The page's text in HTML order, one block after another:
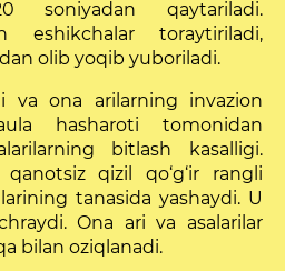
soniyadan qaytariladi.
eshikchalar toraytiriladi,
olib yoqib yuboriladi.
va ona arilar­ning invazion
hasharoti tomonidan
bitlash kasalligi.
qizil qo‘g‘ir rangli
tanasida yashaydi. U
Ona ari va asalarilar
bilan oziqlanadi.